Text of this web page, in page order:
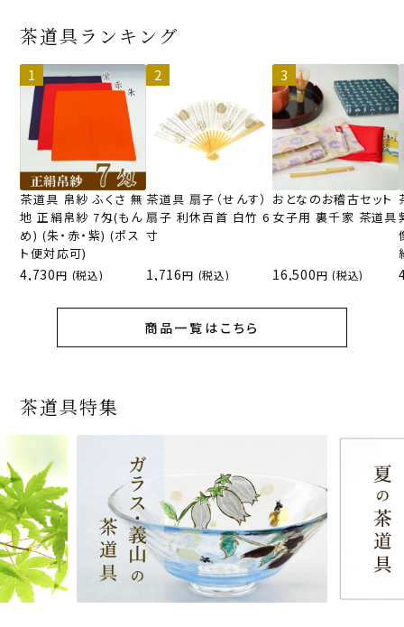
茶道具ランキング
茶道具 帛紗 ふくさ 無
地 正絹帛紗 7匁(もん
め) (朱・赤・紫) (ポス
ト便対応可)
4,730 (税込)
茶道具 扇子（せんす）
扇子 利休百首 白竹 6
寸
1,716 (税込)
おとなのお稽古セット
女子用 裏千家 茶道具
16,500 (税込)
商品一覧はこちら
茶道具特集